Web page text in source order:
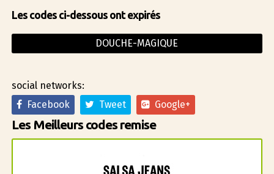
Les codes ci-dessous ont expirés
DOUCHE-MAGIQUE
social networks:
Facebook
Tweet Google+
Les Meilleurs codes remise